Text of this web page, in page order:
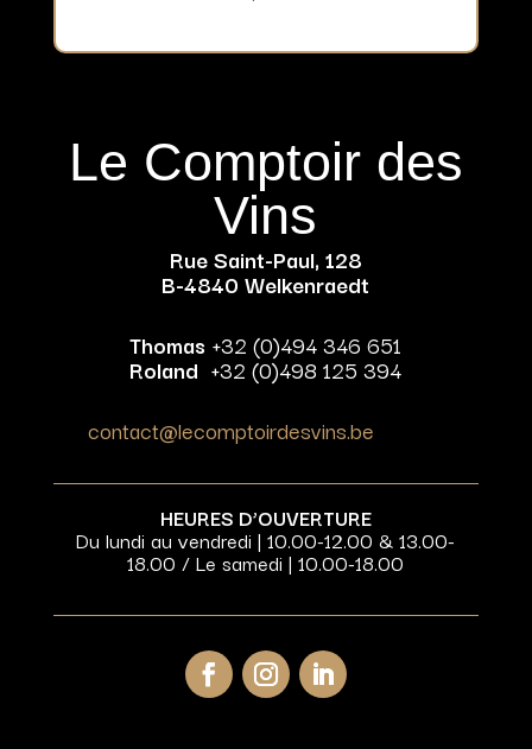
Le Comptoir des
Vins
Rue Saint-Paul, 128
B-4840 Welkenraedt
Thomas +32 (0)494 346 651
Roland +32 (0)498 125 394
contact@lecomptoirdesvins.be
HEURES D’OUVERTURE
Du lundi au vendredi | 10.00-12.00 & 13.00-
18.00 / Le samedi | 10.00-18.00